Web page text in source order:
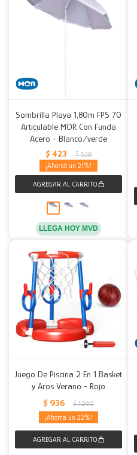
Sombrilla Playa 1,80m FPS 70
Articulable MOR Con Funda
Acero - Blanco/verde
$ 423 $ 539
21
LLEGA HOY MVD
Juego De Piscina 2 En 1 Basket
y Aros Verano - Rojo
$ 936 $ 1.200
22